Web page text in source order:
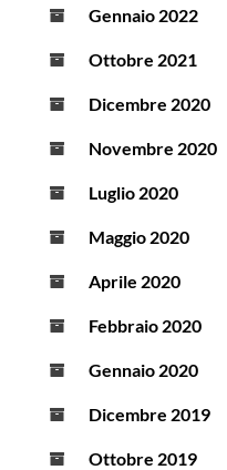
Gennaio 2022
Ottobre 2021
Dicembre 2020
Novembre 2020
Luglio 2020
Maggio 2020
Aprile 2020
Febbraio 2020
Gennaio 2020
Dicembre 2019
Ottobre 2019